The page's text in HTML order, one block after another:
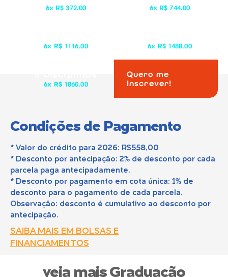
6x R$ 372.00 6x R$ 744.00
6x R$ 1116.00 6x R$ 1488.00
6x R$ 1860.00
Quero me
Inscrever!
Condições de Pagamento
* Valor do crédito para 2026: R$558,00
* Desconto por antecipação: 2% de desconto por cada
parcela paga antecipadamente.
* Desconto por pagamento em cota única: 1% de
desconto para o pagamento de cada parcela.
Observação: desconto é cumulativo ao desconto por
antecipação.
SAIBA MAIS EM BOLSAS E
FINANCIAMENTOS
veja mais Graduação